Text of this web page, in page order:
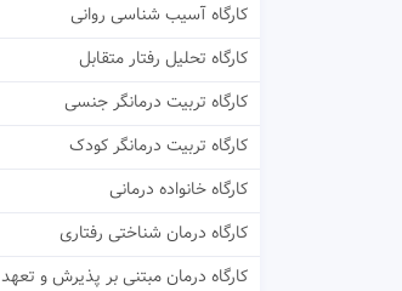
کارگاه آسیب شناسی روانی
کارگاه تحلیل رفتار متقابل
کارگاه تربیت درمانگر جنسی
کارگاه تربیت درمانگر کودک
کارگاه خانواده درمانی
کارگاه درمان شناختی رفتاری
کارگاه درمان مبتنی بر پذیرش و تعهد